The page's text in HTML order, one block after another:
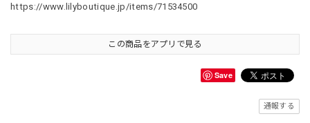
https://www.lilyboutique.jp/items/71534500
この商品をアプリで見る
Save
通報する